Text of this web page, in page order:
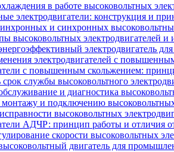
в работе высоковольтных
электродвигатели: конструкция и
и синхронных
высоковольтных электродвигателей и
электродвигатель
электродвигателей с
с повышенным скольжением:
службы высоковольтного
и диагностика
и подключению высоковольтных
высоковольтных
АДЧР: принцип работы и отличия
скорости высоковольтных
двигатель для